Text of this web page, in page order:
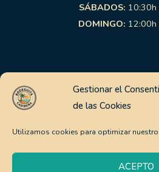
Gestionar el
de las Cookies
Utilizamos cookies para optimizar
ACEPTO
SÁBADOS:
DOMINGO:
Links de
Aviso Legal
Política de
Pago Seguro